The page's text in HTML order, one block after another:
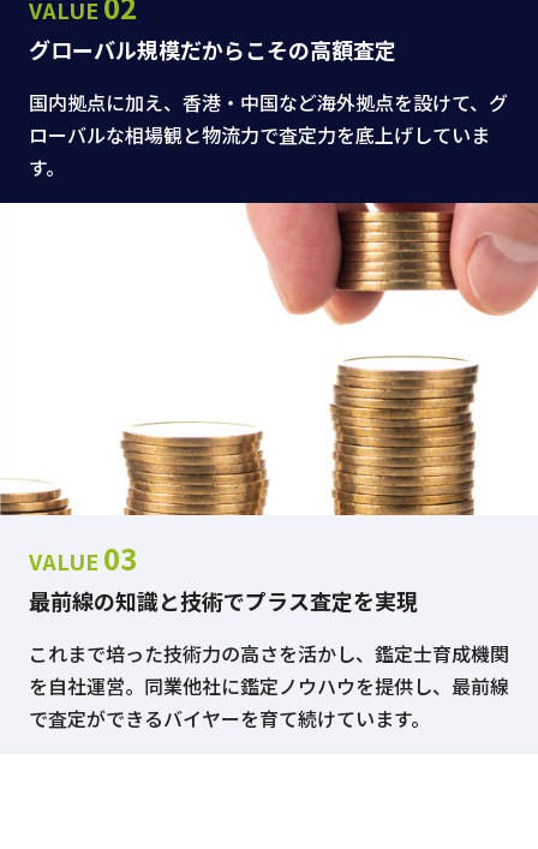
VALUE
グローバル規模だからこその高額査定
国内拠点に加え、香港・中国など海外拠点を設けて、グ
ローバルな相場観と物流力で査定力を底上げしていま
す。
VALUE 03
最前線の知識と技術でプラス査定を実現
これまで培った技術力の高さを活かし、鑑定士育成機関
を自社運営。同業他社に鑑定ノウハウを提供し、最前線
で査定ができるバイヤーを育て続けています。